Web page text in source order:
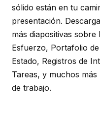
sólido están en tu
presentación.
más diapositivas
Esfuerzo, Portafolio
Estado, Registros de
Tareas, y muchos
de trabajo.